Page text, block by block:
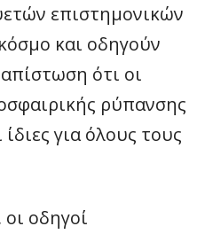
επιστημονικών
και οδηγούν
ότι οι
ρύπανσης
για όλους τους
οι οδηγοί